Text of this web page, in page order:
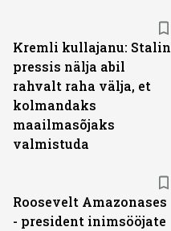
Kremli kullajanu: Stalin
pressis nälja abil
rahvalt raha välja, et
kolmandaks
maailmasõjaks
valmistuda
Roosevelt Amazonases
- president inimsööjate